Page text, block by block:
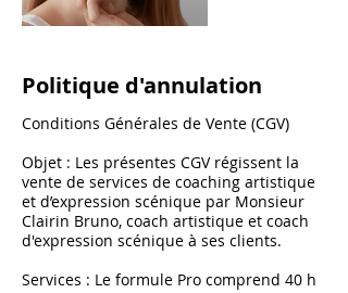
Politique d'annulation
Conditions Générales de Vente (CGV)
Objet : Les présentes CGV régissent la
vente de services de coaching artistique
et d’expression scénique par Monsieur
Clairin Bruno, coach artistique et coach
d'expression scénique à ses clients.
Services : Le formule Pro comprend 40 h